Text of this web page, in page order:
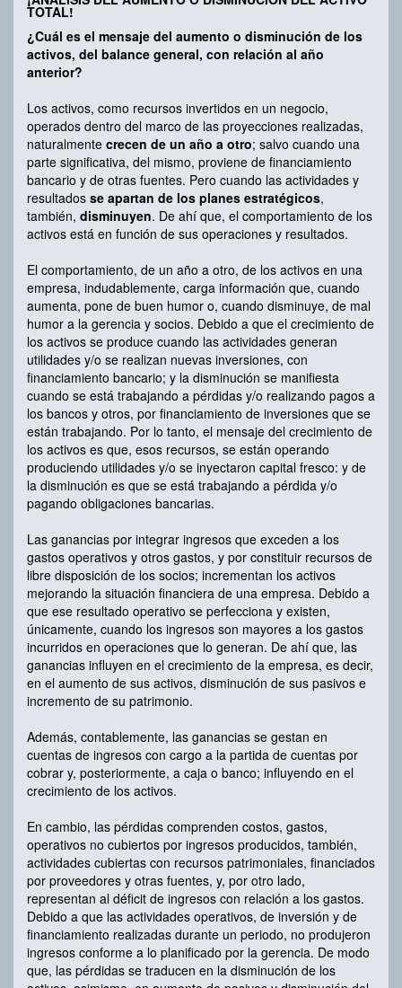
TOTAL!
¿Cuál es el mensaje del aumento o disminución de los
activos, del balance general, con relación al año
anterior?
Los activos, como recursos invertidos en un negocio,
operados dentro del marco de las proyecciones realizadas,
naturalmente crecen de un año a otro; salvo cuando una
parte significativa, del mismo, proviene de financiamiento
bancario y de otras fuentes. Pero cuando las actividades y
resultados se apartan de los planes estratégicos,
también, disminuyen. De ahí que, el comportamiento de los
activos está en función de sus operaciones y resultados.
El comportamiento, de un año a otro, de los activos en una
empresa, indudablemente, carga información que, cuando
aumenta, pone de buen humor o, cuando disminuye, de mal
humor a la gerencia y socios. Debido a que el crecimiento de
los activos se produce cuando las actividades generan
utilidades y/o se realizan nuevas inversiones, con
financiamiento bancario; y la disminución se manifiesta
cuando se está trabajando a pérdidas y/o realizando pagos a
los bancos y otros, por financiamiento de inversiones que se
están trabajando. Por lo tanto, el mensaje del crecimiento de
los activos es que, esos recursos, se están operando
produciendo utilidades y/o se inyectaron capital fresco: y de
la disminución es que se está trabajando a pérdida y/o
pagando obligaciones bancarias.
Las ganancias por integrar ingresos que exceden a los
gastos operativos y otros gastos, y por constituir recursos de
libre disposición de los socios; incrementan los activos
mejorando la situación financiera de una empresa. Debido a
que ese resultado operativo se perfecciona y existen,
únicamente, cuando los ingresos son mayores a los gastos
incurridos en operaciones que lo generan. De ahí que, las
ganancias influyen en el crecimiento de la empresa, es decir,
en el aumento de sus activos, disminución de sus pasivos e
incremento de su patrimonio.
Además, contablemente, las ganancias se gestan en
cuentas de ingresos con cargo a la partida de cuentas por
cobrar y, posteriormente, a caja o banco; influyendo en el
crecimiento de los activos.
En cambio, las pérdidas comprenden costos, gastos,
operativos no cubiertos por ingresos producidos, también,
actividades cubiertas con recursos patrimoniales, financiados
por proveedores y otras fuentes, y, por otro lado,
representan al déficit de ingresos con relación a los gastos.
Debido a que las actividades operativos, de inversión y de
financiamiento realizadas durante un periodo, no produjeron
ingresos conforme a lo planificado por la gerencia. De modo
que, las pérdidas se traducen en la disminución de los